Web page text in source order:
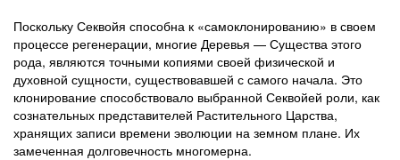
Поскольку Секвойя способна к «самоклонированию» в своем
процессе регенерации, многие Деревья — Существа этого
рода, являются точными копиями своей физической и
духовной сущности, существовавшей с самого начала. Это
клонирование способствовало выбранной Секвойей роли, как
сознательных представителей Растительного Царства,
хранящих записи времени эволюции на земном плане. Их
замеченная долговечность многомерна.